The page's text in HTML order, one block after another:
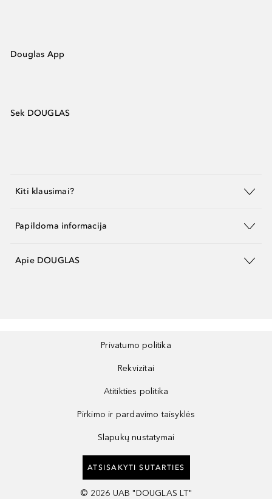
Douglas App
Sek DOUGLAS
Kiti klausimai?
Papildoma informacija
Apie DOUGLAS
Privatumo politika
Rekvizitai
Atitikties politika
Pirkimo ir pardavimo taisyklės
Slapukų nustatymai
ATSISAKYTI SUTARTIES
© 2026 UAB "DOUGLAS LT"